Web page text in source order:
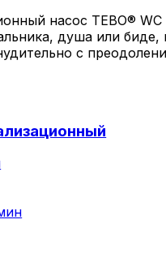
насос TEBO®
душа или
с